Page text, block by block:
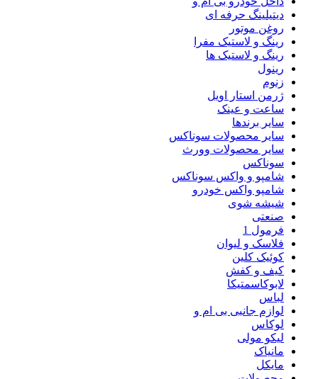
دیتیلینگ حرفه ای
روغن موتور
رینگ و لاستیک مفرا
رینگ و لاستیک ها
رینول
زنوم
ژرمن استار اویل
ساعت و عینک
سایر برندها
سایر محصولات سوناکس
سایر محصولات وورث
سوناکس
شامپو و واکس سوناکس
شامپو واکس خودرو
شیشه شوی
صنعتی
فرمول 1
فلاسک و لیوان
کوئیک کلین
کیف و کفش
لابوکاسمتیکا
لباس
لوازم جانبی بی ام و
لوکاس
لیکو مولی
مانیاک
مایکل